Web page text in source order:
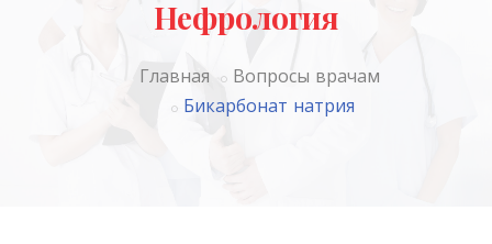
Нефрология
Главная
Вопросы врачам
Бикарбонат натрия